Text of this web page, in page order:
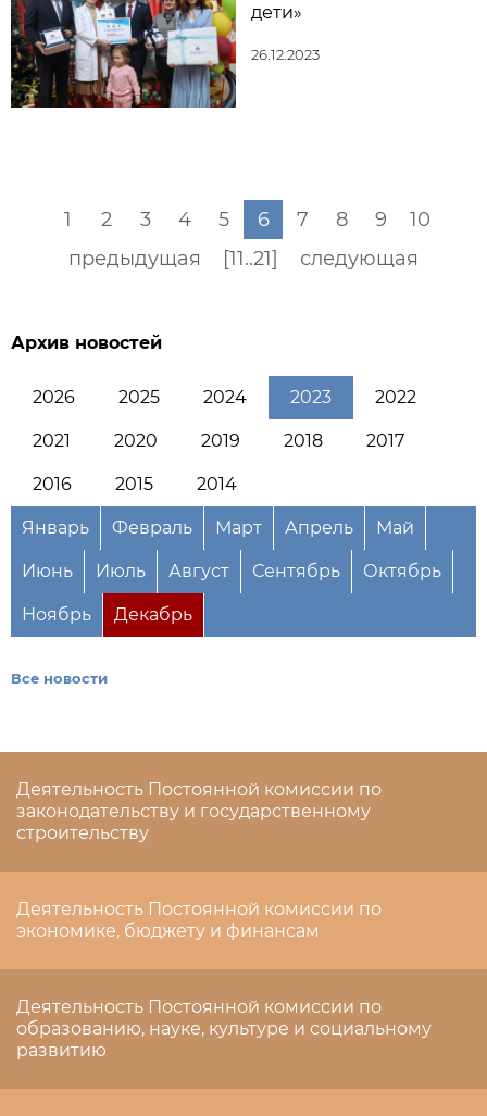
дети»
26.12.2023
предыдущая
1 2 3 4 5 6 7 8 9
10
[11..21]
следующая
Архив новостей
2026 2025 2024 2023 2022
2021 2020 2019 2018 2017
2016 2015 2014
Январь Февраль Март Апрель Май
Июнь Июль Август Сентябрь Октябрь
Ноябрь Декабрь
Все новости
Деятельность Постоянной комиссии по
законодательству и государственному
строительству
Деятельность Постоянной комиссии по
экономике, бюджету и финансам
Деятельность Постоянной комиссии по
образованию, науке, культуре и социальному
развитию